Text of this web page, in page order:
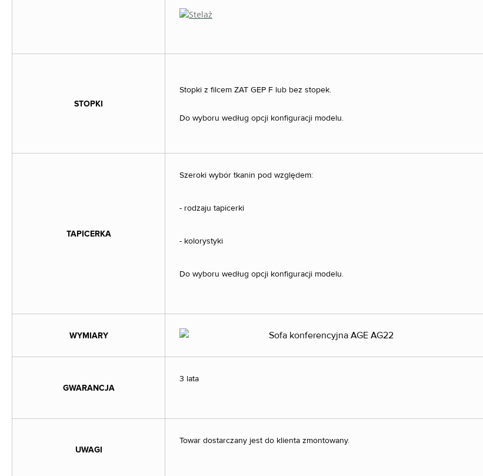
STOPKI
Stopki z filcem ZAT GEP F lub bez stopek.
Do wyboru według opcji konfiguracji modelu.
TAPICERKA
Szeroki wybór tkanin pod względem:
- rodzaju tapicerki
- kolorystyki
Do wyboru według opcji konfiguracji modelu.
WYMIARY
GWARANCJA
3 lata
UWAGI
Towar dostarczany jest do klienta zmontowany.